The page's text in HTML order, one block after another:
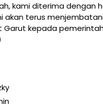
kami diterima dengan
akan terus
Garut kepada